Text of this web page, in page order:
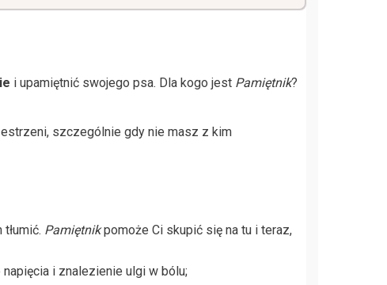
i upamiętnić swojego psa. Dla kogo jest Pamiętnik?
szczególnie gdy nie masz z kim
Pamiętnikpomoże Ci skupić się na tu i teraz,
i znalezienie ulgi w bólu;